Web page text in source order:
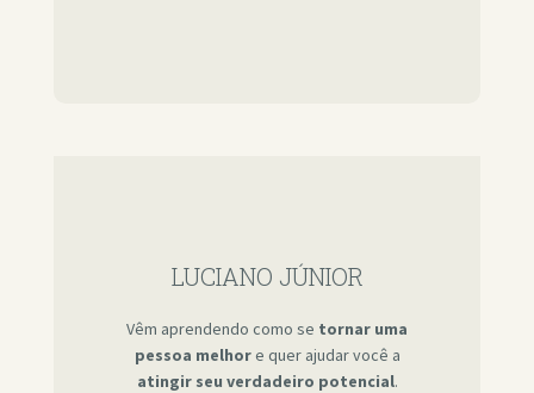
LUCIANO JÚNIOR
Vêm aprendendo como se tornar uma
pessoa melhore quer ajudar você a
atingir seu verdadeiro potencial.